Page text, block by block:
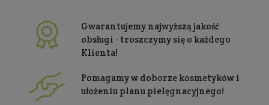
Gwarantujemy najwyższą jakość
obsługi - troszczymy się o każdego
Klienta!
Pomagamy w doborze kosmetyków i
ułożeniu planu pielęgnacyjnego!